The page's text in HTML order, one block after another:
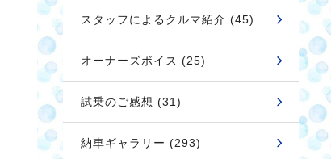
スタッフによるクルマ紹介 (45)
オーナーズボイス (25)
試乗のご感想 (31)
納車ギャラリー (293)